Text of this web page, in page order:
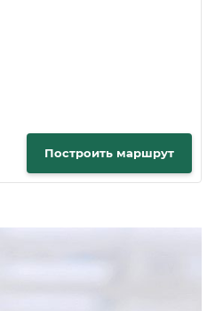
Построить маршрут